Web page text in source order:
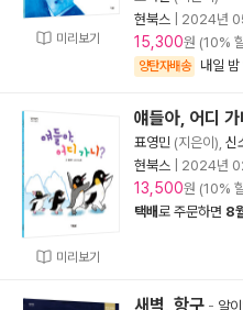
미리보기
현북스
2024년
15,300원 (10%
양탄자배송 내일 밤
미리보기
얘들아, 어디
표영민 (지은이), 신
현북스
2024년
13,500원 (10%
택배로 주문하면 8
새벽, 항구 - 알